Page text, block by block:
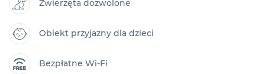
Zwierzęta dozwolone
Obiekt przyjazny dla dzieci
Bezpłatne Wi-Fi